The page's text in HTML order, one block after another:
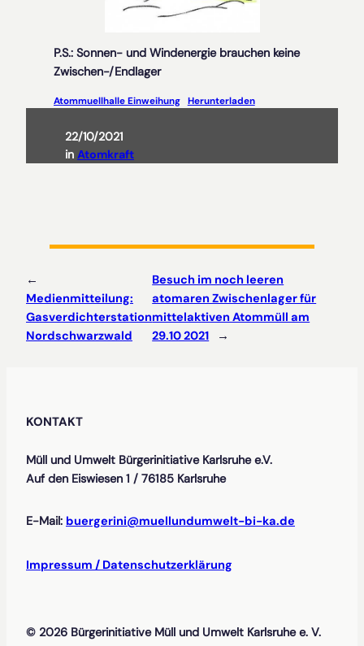
P.S.: Sonnen- und Windenergie brauchen keine
Zwischen-/Endlager
Atommuellhalle Einweihung Herunterladen
22/10/2021
in Atomkraft
←
Medienmitteilung:
Gasverdichterstation
Nordschwarzwald
Besuch im noch leeren
atomaren Zwischenlager für
mittelaktiven Atommüll am
29.10 2021
→
KONTAKT
Müll und Umwelt Bürgerinitiative Karlsruhe e.V.
Auf den Eiswiesen 1 / 76185 Karlsruhe
E-Mail: buergerini@muellundumwelt-bi-ka.de
Impressum / Datenschutzerklärung
© 2026 Bürgerinitiative Müll und Umwelt Karlsruhe e. V.